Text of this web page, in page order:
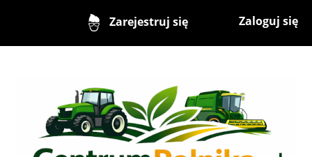
Zarejestruj się Zaloguj się